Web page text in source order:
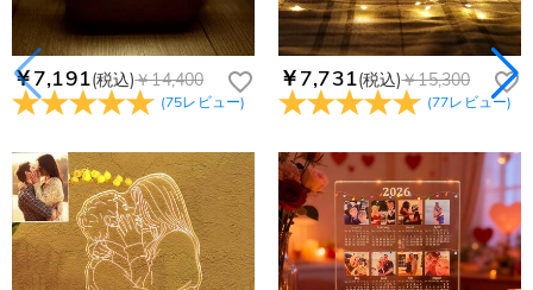
￥7,191(税込)￥14,400
(75レビュー)
￥7,731(税込)￥15,300
(77レビュー)